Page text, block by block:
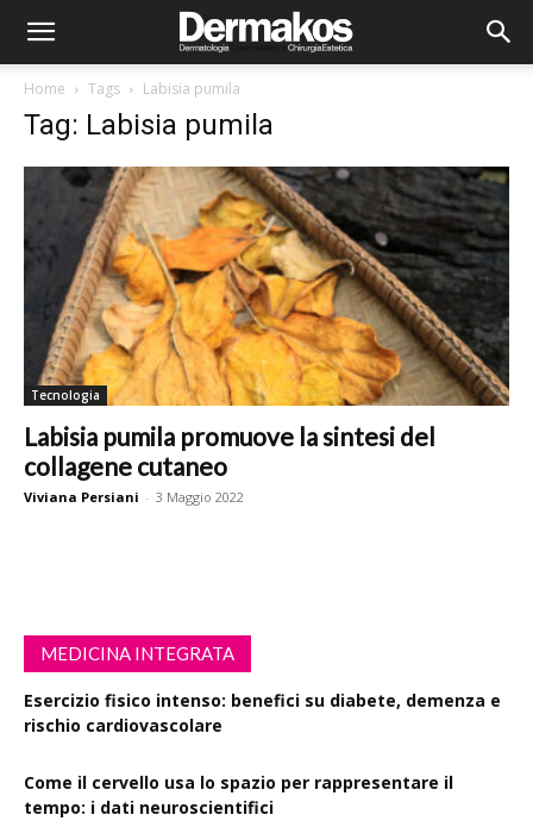
Home Tags Labisia pumila
Tag: Labisia pumila
Tecnologia
Labisia pumila promuove la sintesi del
collagene cutaneo
Viviana Persiani - 3 Maggio 2022
MEDICINA INTEGRATA
Esercizio fisico intenso: benefici su diabete, demenza e
rischio cardiovascolare
Come il cervello usa lo spazio per rappresentare il
tempo: i dati neuroscientifici